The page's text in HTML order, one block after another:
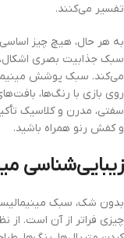
تفسیر می‌کنند.
به هر حال، هیچ چیز
سبک جذابیت بصری
می‌کند. سبک پوشش
روی بازی با رنگ‌ها،
سفتی، مدرن و کلاسیک
و کفش رنو همراه باشید.
زیبایی‌شناسی
بدون شک، سبک مینیمالیسم
چیزی فراتر از آن است. از